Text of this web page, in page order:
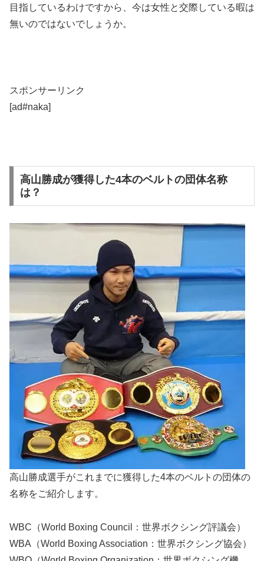
目指しているわけですから、今は女性と交際している暇は
無いのではないでしょうか。
スポンサーリンク
[ad#naka]
高山勝成が獲得した4本のベルトの団体名称
は？
高山勝成選手がこれまでに獲得した4本のベルトの団体の
名称をご紹介します。
WBC（World Boxing Council：世界ボクシング評議会）
WBA（World Boxing Association：世界ボクシング協会）